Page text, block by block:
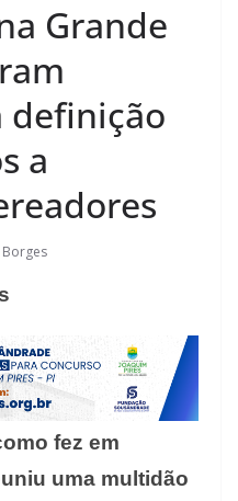
Grande
definição
a
fez em
uma multidão